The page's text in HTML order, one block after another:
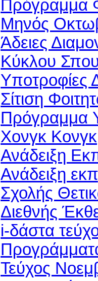
Πρόγραμμα
Μηνός
Άδειες
Κύκλου
Υποτροφίες
Σίτιση
Πρόγραμμα
Χονγκ Κονγκ
Ανάδειξη
Ανάδειξη
Σχολής
Διεθνής
i-δάστα
Τεύχος